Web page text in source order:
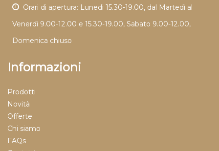
Orari di apertura: Lunedi 15.30-19.00, dal Martedì al
Venerdì 9.00-12.00 e 15.30-19.00, Sabato 9.00-12.00,
Domenica chiuso
Informazioni
Prodotti
Novità
Offerte
Chi siamo
FAQs